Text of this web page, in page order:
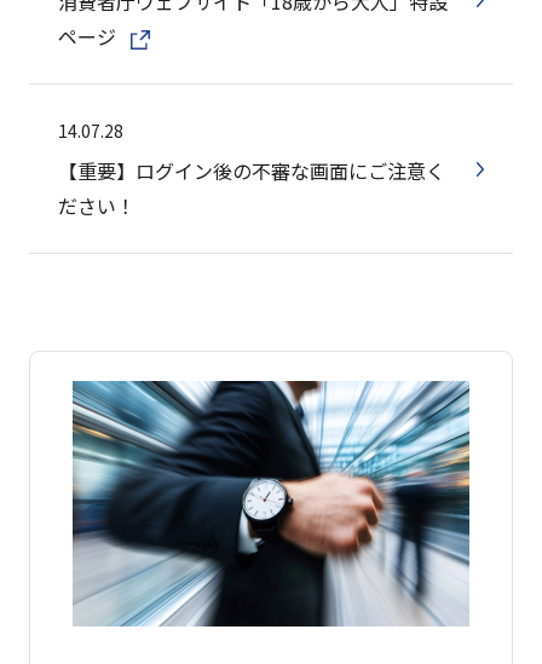
ページ
14.07.28
【重要】ログイン後の不審な画面にご注意く
ださい！